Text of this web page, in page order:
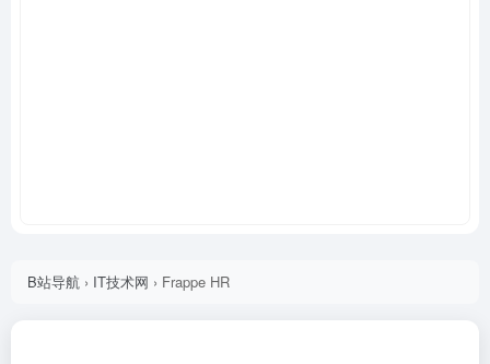
B站导航 › IT技术网 › Frappe HR